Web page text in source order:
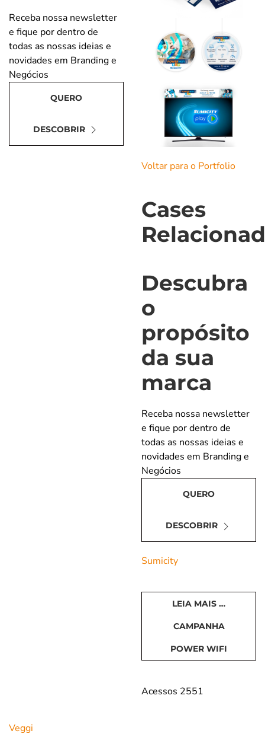
Receba nossa newsletter
e fique por dentro de
todas as nossas ideias e
novidades em Branding e
Negócios
QUERO
DESCOBRIR
Veggi
Voltar para o Portfolio
Cases
Descubra
o
propósito
da sua
marca
Receba nossa newsletter
e fique por dentro de
todas as nossas ideias e
novidades em Branding e
Negócios
QUERO
DESCOBRIR
Sumicity
LEIA MAIS …
CAMPANHA
POWER WIFI
Acessos 2551